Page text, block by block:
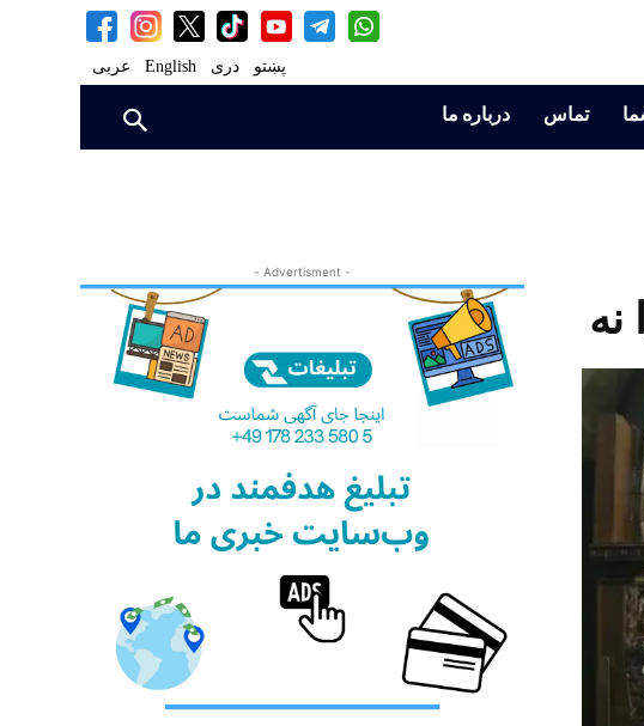
پښتو دری English عربی
تماس درباره ما
- Advertisment -
نه